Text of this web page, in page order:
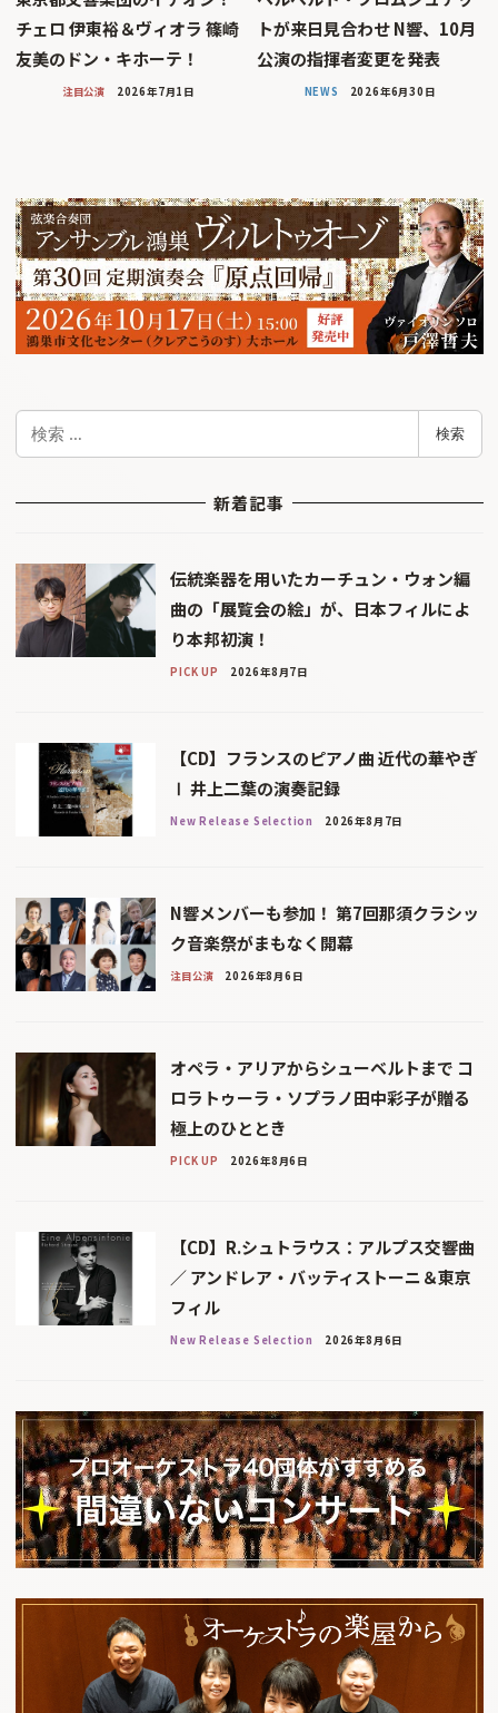
チェロ 伊東裕＆ヴィオラ 篠崎
友美のドン・キホーテ！
注目公演 2026年7月1日
トが来日見合わせ N響、10月
公演の指揮者変更を発表
NEWS 2026年6月30日
検
検索
新着記事
伝統楽器を用いたカーチュン・ウォン編
曲の「展覧会の絵」が、日本フィルによ
り本邦初演！
PICK UP 2026年8月7日
【CD】フランスのピアノ曲 近代の華やぎ
Ⅰ 井上二葉の演奏記録
New Release Selection 2026年8月7日
N響メンバーも参加！ 第7回那須クラシッ
ク音楽祭がまもなく開幕
注目公演 2026年8月6日
オペラ・アリアからシューベルトまで コ
ロラトゥーラ・ソプラノ田中彩子が贈る
極上のひととき
PICK UP 2026年8月6日
【CD】R.シュトラウス：アルプス交響曲
／ アンドレア・バッティストーニ＆東京
フィル
New Release Selection 2026年8月6日